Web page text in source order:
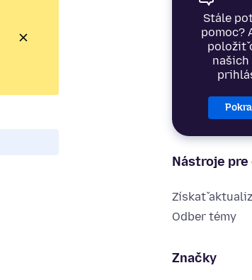
Stále
pomoc?
položiť
našich
Nástroje pre
Získať
Odber témy
Značky